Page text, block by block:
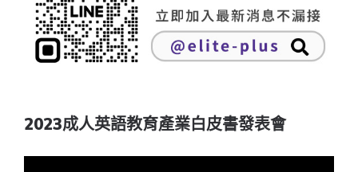
2023成人英語教育產業白皮書發表會